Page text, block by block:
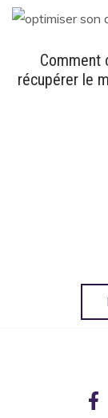
Comment
récupérer le